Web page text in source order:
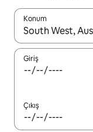
Konum
Sonuçlar
Giriş
Çıkış